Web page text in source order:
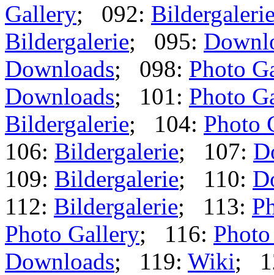
Gallery; 092:
Bildergalerie; 095:
Downloads; 098: Photo
Downloads; 101: Photo
Bildergalerie; 104: Photo
106: Bildergalerie; 107:
109: Bildergalerie; 110:
112: Bildergalerie; 113:
Photo Gallery; 116:
Downloads; 119: Wiki;